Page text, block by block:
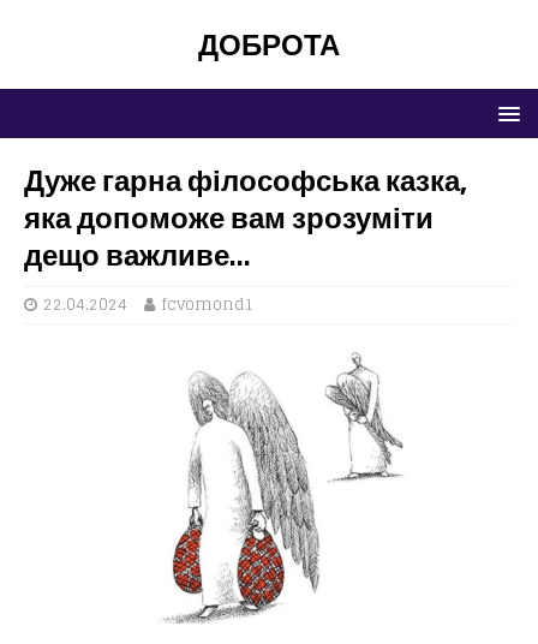
ДОБРОТА
Дуже гарна філософська казка,
яка допоможе вам зрозуміти
дещо важливе…
22.04.2024 fcvomond1